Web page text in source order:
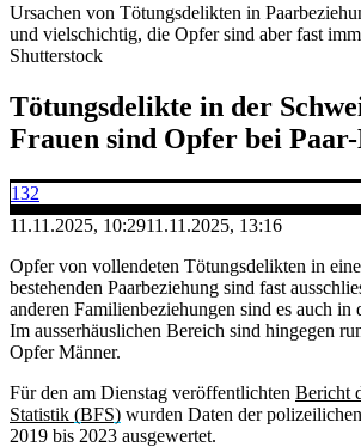
Ursachen von Tötungsdelikten in
und vielschichtig, die Opfer sind aber fast
Shutterstock
Tötungsdelikte in der
Frauen sind Opfer bei
132
11.11.2025, 10:2911.11.2025, 13:16
Opfer von vollendeten Tötungsdelikten in
bestehenden Paarbeziehung sind fast
anderen Familienbeziehungen sind es auch in
Im ausserhäuslichen Bereich sind hingegen
Opfer Männer.
Für den am Dienstag veröffentlichten Bericht
Statistik (BFS) wurden Daten der
2019 bis 2023 ausgewertet.